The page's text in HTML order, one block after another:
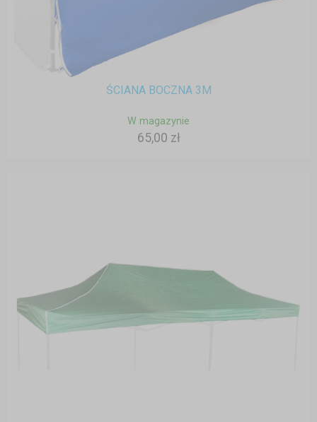
ŚCIANA BOCZNA 3M
W magazynie
65,00 zł